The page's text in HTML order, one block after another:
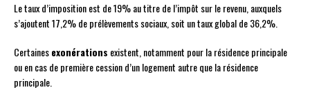
Le taux d’imposition est de 19% au titre de l’impôt sur le revenu, auxquels
s’ajoutent 17,2% de prélèvements sociaux, soit un taux global de 36,2%.
Certainesexonérations existent, notamment pour la résidence principale
ou en cas de première cession d’un logement autre que la résidence
principale.